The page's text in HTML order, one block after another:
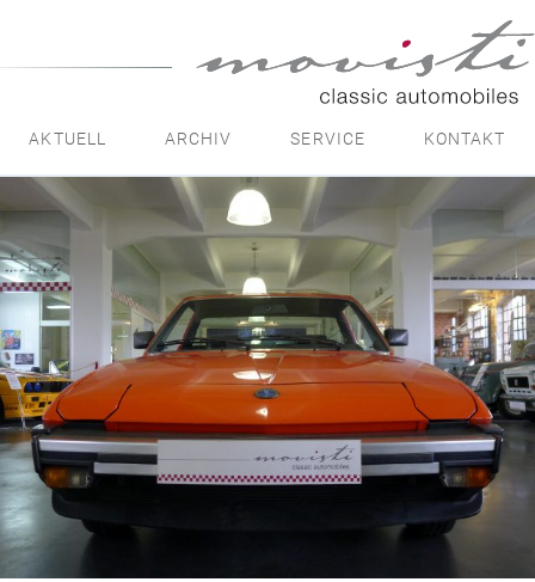
automobiles
AKTUELL ARCHIV SERVICE KONTAKT